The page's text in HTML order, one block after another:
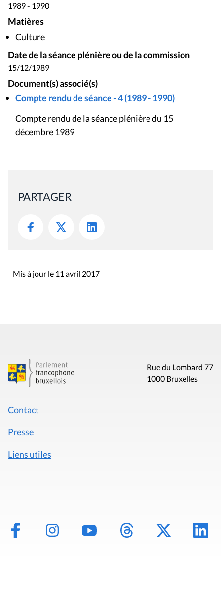
1989 - 1990
Matières
Culture
Date de la séance plénière ou de la commission
15/12/1989
Document(s) associé(s)
Compte rendu de séance - 4 (1989 - 1990)
Compte rendu de la séance plénière du 15
décembre 1989
PARTAGER
Mis à jour le 11 avril 2017
Rue du Lombard 77
1000 Bruxelles
Contact
Presse
Liens utiles